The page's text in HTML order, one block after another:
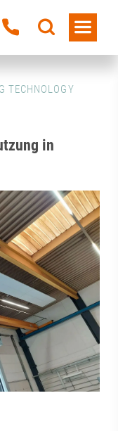
TECHNOLOGY
in